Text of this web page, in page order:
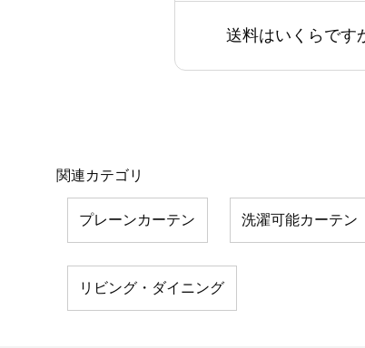
送料はいくらです
関連カテゴリ
プレーンカーテン 洗濯可能カーテン
リビング・ダイニング